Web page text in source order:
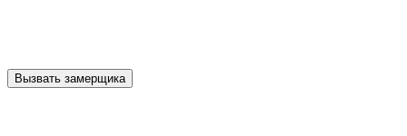
Вызвать замерщика